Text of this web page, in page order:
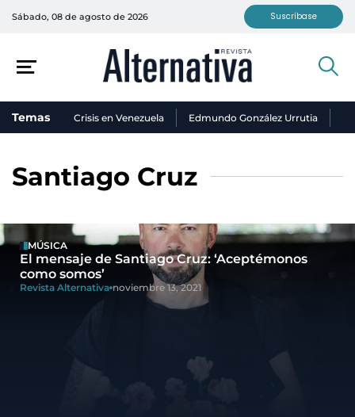
Sábado, 08 de agosto de 2026 Suscríbase
Temas Crisis en Venezuela Edmundo González Urrutia
Santiago Cruz
MÚSICA
El mensaje de Santiago Cruz: ‘Aceptémonos
como somos’
Revista Alternativa noviembre 13, 2021